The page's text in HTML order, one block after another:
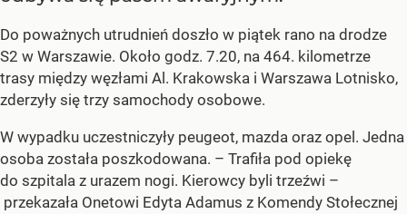
Do poważnych utrudnień doszło w piątek rano na drodze
S2 w Warszawie. Około godz. 7.20, na 464. kilometrze
trasy między węzłami Al. Krakowska i Warszawa Lotnisko,
zderzyły się trzy samochody osobowe.
W wypadku uczestniczyły peugeot, mazda oraz opel. Jedna
osoba została poszkodowana. – Trafiła pod opiekę
do szpitala z urazem nogi. Kierowcy byli trzeźwi –
przekazała Onetowi Edyta Adamus z Komendy Stołecznej